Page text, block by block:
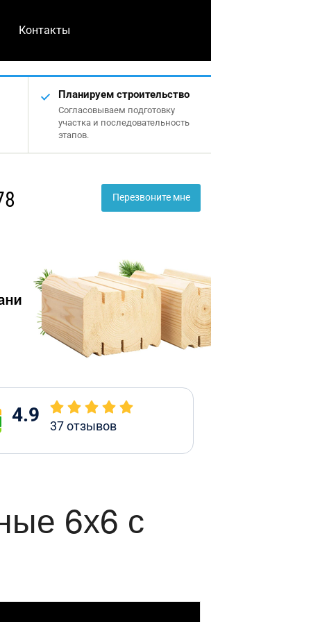
Контакты
Планируем строительство
Согласовываем подготовку
участка и последовательность
этапов.
Перезвоните мне
4.9 37отзывов
6х6 с